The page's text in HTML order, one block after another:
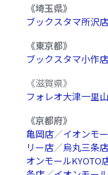
《埼玉県》
ブックスタマ所沢店
《東京都》
ブックスタマ小作店
《滋賀県》
フォレオ大津一里
《京都府》
亀岡店／イオンモ
リー店／烏丸三条店
オンモールKYOTO